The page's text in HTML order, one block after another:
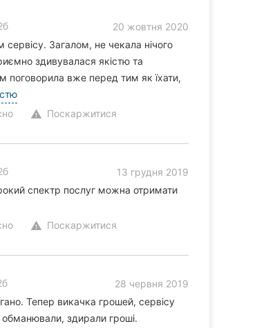
20 жовтня 2020
Загалом, не чекала нічого
здивувалася якістю та
поговорила вже перед тим як їхати,
warning Поскаржитися
13 грудня 2019
спектр послуг можна отримати
warning Поскаржитися
28 червня 2019
Тепер викачка грошей, сервісу
обманювали, здирали гроші.